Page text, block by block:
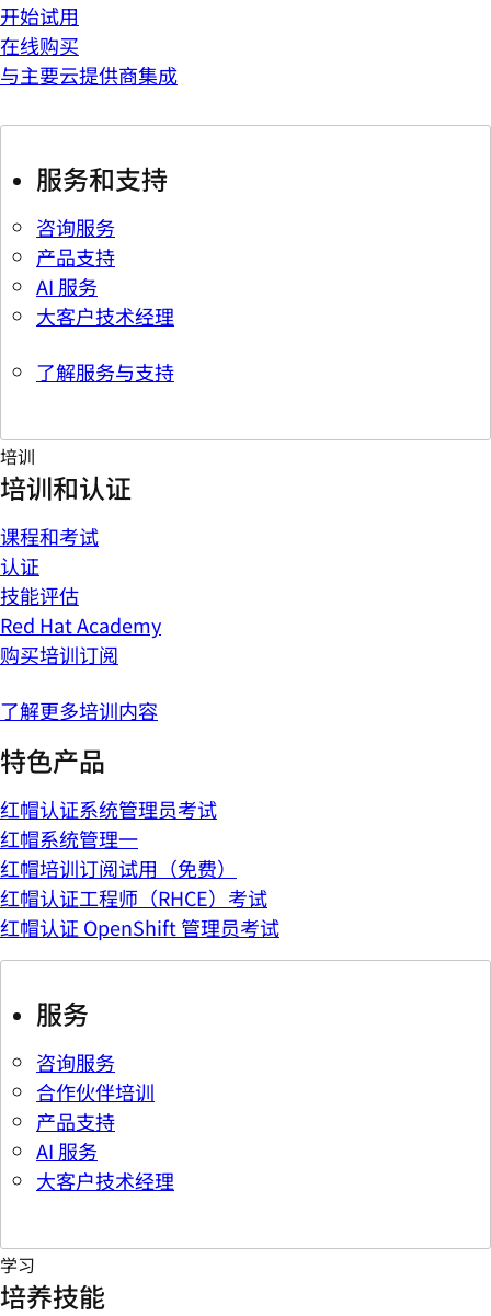
开始试用
在线购买
与主要云提供商集成
服务和支持
咨询服务
产品支持
AI 服务
大客户技术经理
了解服务与支持
培训
培训和认证
课程和考试
认证
技能评估
Red Hat Academy
购买培训订阅
了解更多培训内容
特色产品
红帽认证系统管理员考试
红帽系统管理一
红帽培训订阅试用（免费）
红帽认证工程师（RHCE）考试
红帽认证 OpenShift 管理员考试
服务
咨询服务
合作伙伴培训
产品支持
AI 服务
大客户技术经理
学习
培养技能